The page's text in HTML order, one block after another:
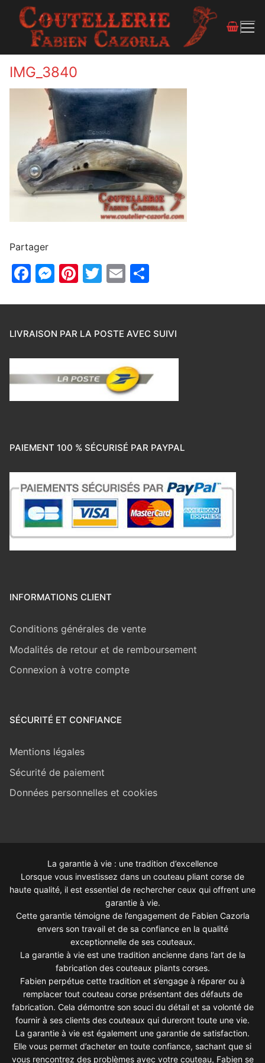
IMG_3840
Partager
Facebook
Messenger
Pinterest
Twitter
Email
LIVRAISON PAR LA POSTE AVEC SUIVI
PAIEMENT 100 % SÉCURISÉ PAR PAYPAL
INFORMATIONS CLIENT
Conditions générales de vente
Modalités de retour et de remboursement
Connexion à votre compte
SÉCURITÉ ET CONFIANCE
Mentions légales
Sécurité de paiement
Données personnelles et cookies
La garantie à vie : une tradition d’excellence
Lorsque vous investissez dans un couteau pliant corse de
haute qualité, il est essentiel de rechercher ceux qui offrent une
garantie à vie.
Cette garantie témoigne de l’engagement de Fabien Cazorla
envers son travail et de sa confiance en la qualité
exceptionnelle de ses couteaux.
La garantie à vie est une tradition ancienne dans l’art de la
fabrication des couteaux pliants corses.
Fabien perpétue cette tradition et s’engage à réparer ou à
remplacer tout couteau corse présentant des défauts de
fabrication. Cela démontre son souci du détail et sa volonté de
fournir à ses clients des couteaux qui dureront toute une vie.
La garantie à vie est également une garantie de satisfaction.
Elle vous permet d’acheter en toute confiance, sachant que si
vous rencontrez des problèmes avec votre couteau, Fabien se